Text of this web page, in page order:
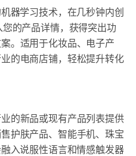
器学习技术，在几秒钟内创
的产品详情，获得突出功
。适用于化妆品、电子产
的电商店铺，轻松提升转化
的新品或现有产品列表提供
护肤产品、智能手机、珠宝
入说服性语言和情感触发器